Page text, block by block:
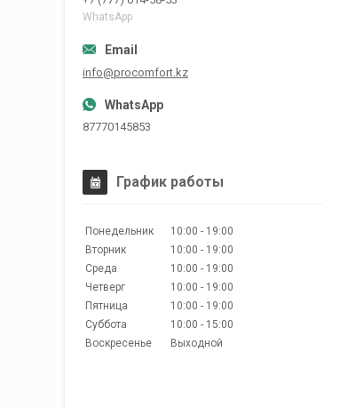
WhatsApp
info@procomfort.kz
87770145853
График работы
Понедельник 10:00
19:00
Вторник
10:00
19:00
Среда
10:00
19:00
Четверг
10:00
19:00
Пятница
10:00
19:00
Суббота
10:00
15:00
Воскресенье
Выходной